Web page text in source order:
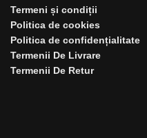
Termeni și condiții
Politica de cookies
Politica de confidențialitate
Termenii De Livrare
Termenii De Retur